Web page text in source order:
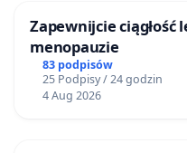
Zapewnijcie ciągłość
menopauzie
83 podpisów
25 Podpisy / 24 godzin
4 Aug 2026